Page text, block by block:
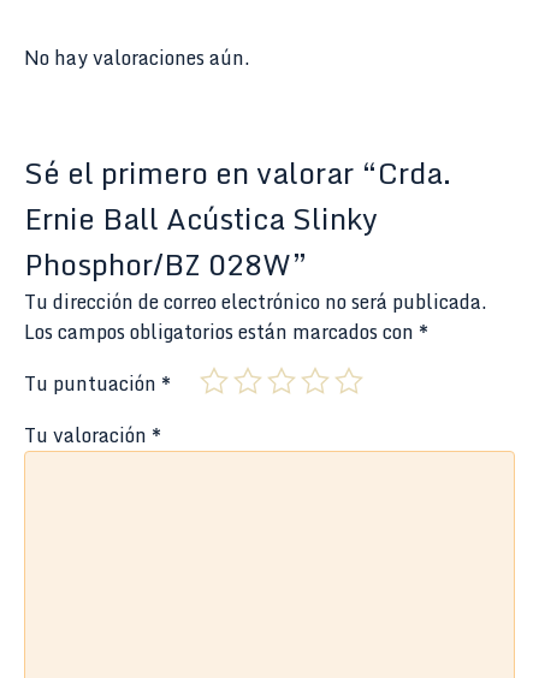
No hay valoraciones aún.
Sé el primero en valorar “Crda.
Ernie Ball Acústica Slinky
Phosphor/BZ 028W”
Tu dirección de correo electrónico no será publicada.
Los campos obligatorios están marcados con *
Tu puntuación *
Tu valoración *